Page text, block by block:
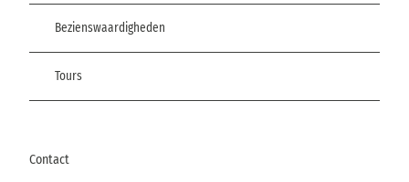
Bezienswaardigheden
Tours
Contact